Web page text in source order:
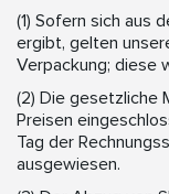
(1) Sofern sich aus
ergibt, gelten
Verpackung; diese
(2) Die gesetzliche
Preisen
Tag der
ausgewiesen.